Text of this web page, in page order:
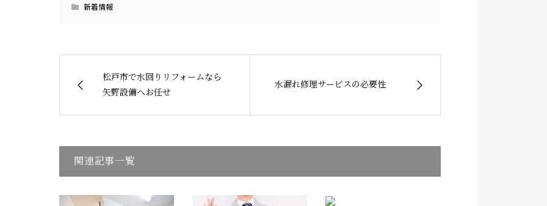
新着情報
松戸市で水回りリフォームなら
矢野設備へお任せ
水漏れ修理サービスの必要性
関連記事一覧